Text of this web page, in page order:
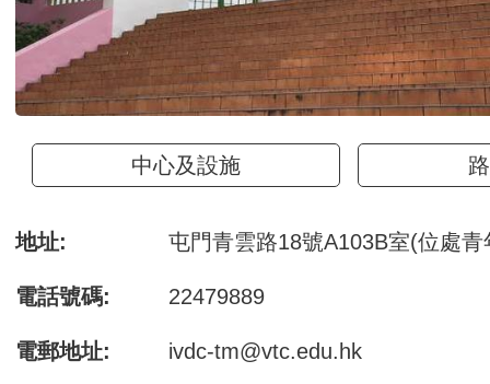
中心及設施
地址: 屯門青雲路18號A103B室(位處
電話號碼: 22479889
電郵地址: ivdc-tm@vtc.edu.hk